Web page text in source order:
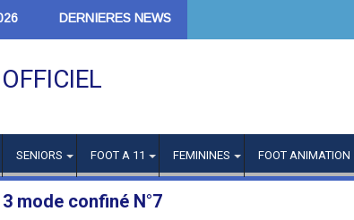
DERNIERES NEWS
SENIORS FOOT A 11 FEMININES FOOT ANIMATION
mode confiné N°7